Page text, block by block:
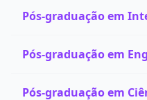
Pós-graduação em
Pós-graduação em
Pós-graduação em